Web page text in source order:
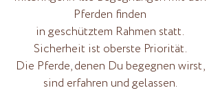
Pferden finden
in geschütztem Rahmen statt.
Sicherheit ist oberste Priorität.
Die Pferde, denen Du begegnen wirst,
sind erfahren und gelassen.